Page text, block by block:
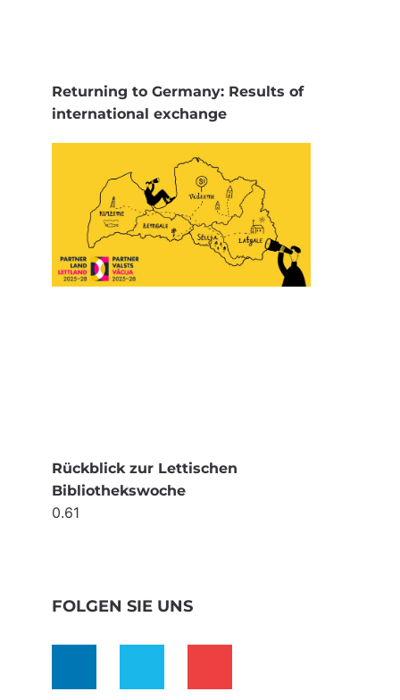
Returning to Germany: Results of
international exchange
Rückblick zur Lettischen
Bibliothekswoche
FOLGEN SIE UNS